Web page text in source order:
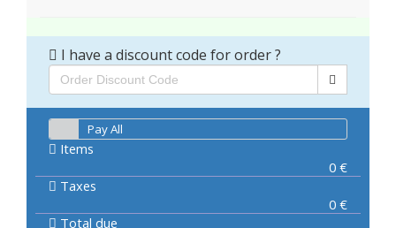
I have a discount code for order ?
Pay All
Items
0 €
Taxes
0 €
Total due